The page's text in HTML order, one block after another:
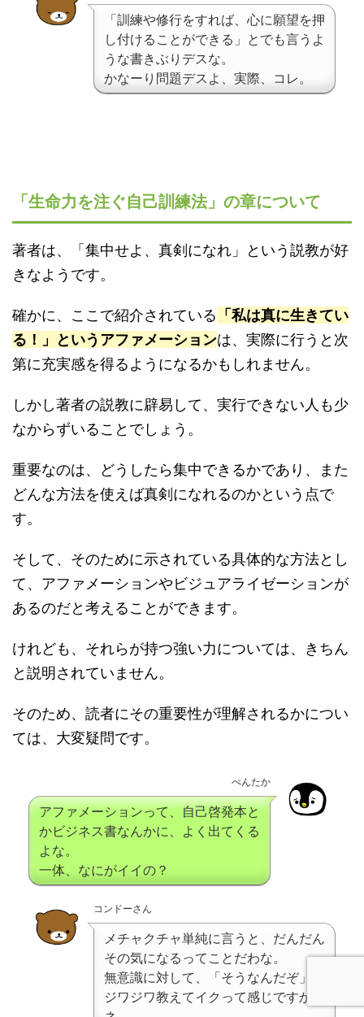
「訓練や修行をすれば、心に願望を押
し付けることができる」とでも言うよ
うな書きぶりデスな。
かなーり問題デスよ、実際、コレ。
「生命力を注ぐ自己訓練法」の章について
著者は、「集中せよ、真剣になれ」という説教が好
きなようです。
確かに、ここで紹介されている 「私は真に生きてい
る！」というアファメーションは、実際に行うと次
第に充実感を得るようになるかもしれません。
しかし著者の説教に辟易して、実行できない人も少
なからずいることでしょう。
重要なのは、どうしたら集中できるかであり、また
どんな方法を使えば真剣になれるのかという点で
す。
そして、そのために示されている具体的な方法とし
て、アファメーションやビジュアライゼーションが
あるのだと考えることができます。
けれども、それらが持つ強い力については、きちん
と説明されていません。
そのため、読者にその重要性が理解されるかについ
ては、大変疑問です。
ぺんたか
アファメーションって、自己啓発本と
かビジネス書なんかに、よく出てくる
よな。
一体、なにがイイの？
コンドーさん
メチャクチャ単純に言うと、だんだん
その気になるってことだわな。
無意識に対して、「そうなんだぞ」と
ジワジワ教えてイクって感じですか